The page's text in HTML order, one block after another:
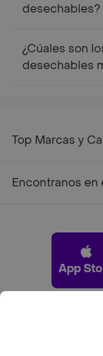
desechables?
¿Cúales son
desechables
Top Marcas y
Encontranos en
App
Pide tu comida